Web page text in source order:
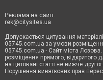
Реклама на сайті:
rek@citysites.ua
Допускається цитування
05745.com.ua за умови
05745.com.ua - Сайт міста
розміщення прямого, відкритого
на цитовані статті не нижче
Порушення виняткових прав